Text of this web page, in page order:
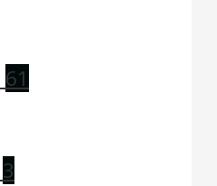
61
3